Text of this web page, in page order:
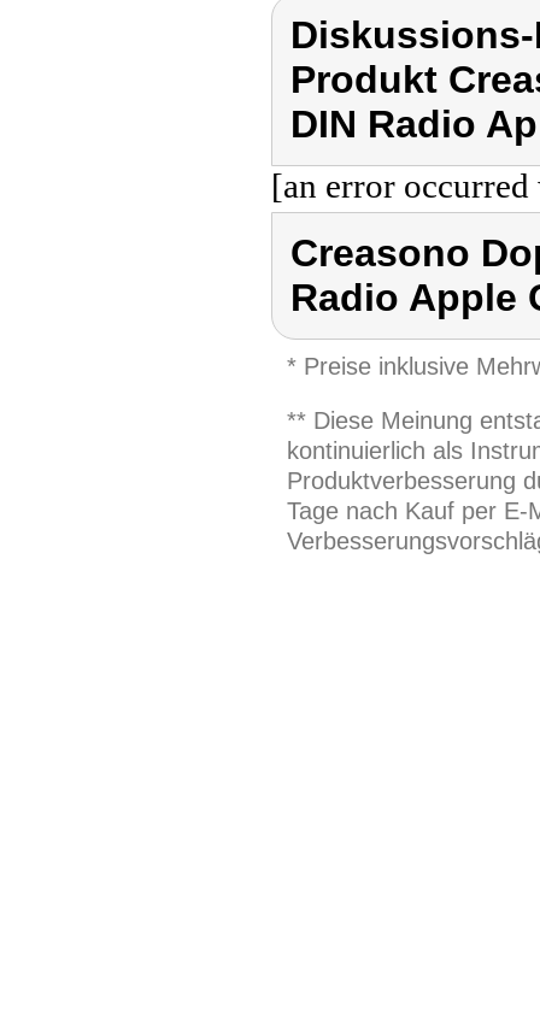
Produkt
DIN Radio
[an error
Creasono
Radio Apple
* Preise inklusive
** Diese Meinung
kontinuierlich als
Produktverbesserung
Tage nach Kauf per E-